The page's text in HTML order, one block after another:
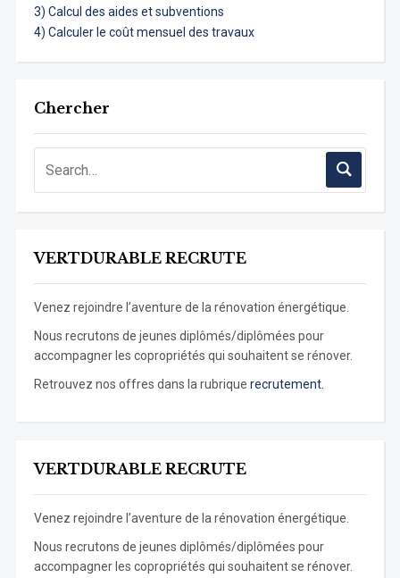
3) Calcul des aides et subventions
4) Calculer le coût mensuel des travaux
Chercher
VERTDURABLE RECRUTE
Venez rejoindre l’aventure de la rénovation énergétique.
Nous recrutons de jeunes diplômés/diplômées pour
accompagner les copropriétés qui souhaitent se rénover.
Retrouvez nos offres dans la rubrique recrutement.
VERTDURABLE RECRUTE
Venez rejoindre l’aventure de la rénovation énergétique.
Nous recrutons de jeunes diplômés/diplômées pour
accompagner les copropriétés qui souhaitent se rénover.